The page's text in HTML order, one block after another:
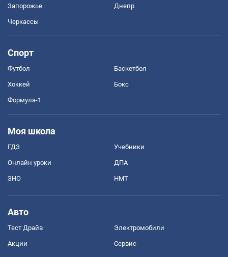
Запорожье Днепр
Черкассы
Спорт
Футбол Баскетбол
Хоккей Бокс
Формула-1
Моя школа
ГДЗ Учебники
Онлайн уроки ДПА
ЗНО НМТ
Авто
Тест Драйв Электромобили
Акции Сервис